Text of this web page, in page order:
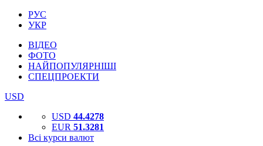
РУС
УКР
ВІДЕО
ФОТО
НАЙПОПУЛЯРНІШІ
СПЕЦПРОЕКТИ
USD
USD 44.4278
EUR 51.3281
Всі курси валют